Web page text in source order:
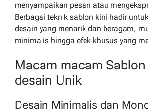
menyampaikan pesan atau
Berbagai teknik sablon kini hadir
desain yang menarik dan beragam,
minimalis hingga efek khusus yang
Macam macam
desain Unik
Desain Minimalis dan